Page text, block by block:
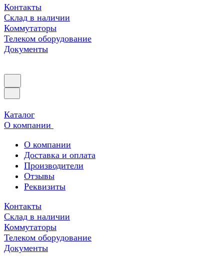
Контакты
Склад в наличии
Коммутаторы
Телеком оборудование
Документы
Каталог
О компании
О компании
Доставка и оплата
Производители
Отзывы
Реквизиты
Контакты
Склад в наличии
Коммутаторы
Телеком оборудование
Документы